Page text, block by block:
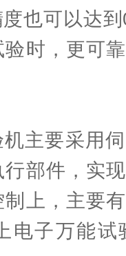
也可以达
时，更可
主要采用
部件，实
上，主要
电子万能